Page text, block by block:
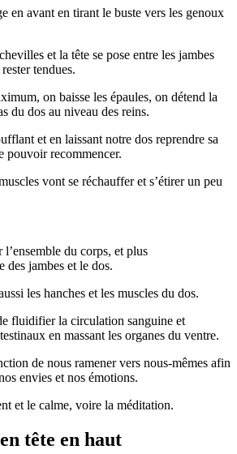
en avant en tirant le buste vers les genoux
et la tête se pose entre les jambes
tendues.
on baisse les épaules, on détend la
du dos au niveau des reins.
et en laissant notre dos reprendre sa
pouvoir recommencer.
vont se réchauffer et s’étirer un peu
du corps, et plus
des jambes et le dos.
les hanches et les muscles du dos.
fluidifier la circulation sanguine et
en massant les organes du ventre.
de nous ramener vers nous-mêmes afin
envies et nos émotions.
et le calme, voire la méditation.
tête en haut